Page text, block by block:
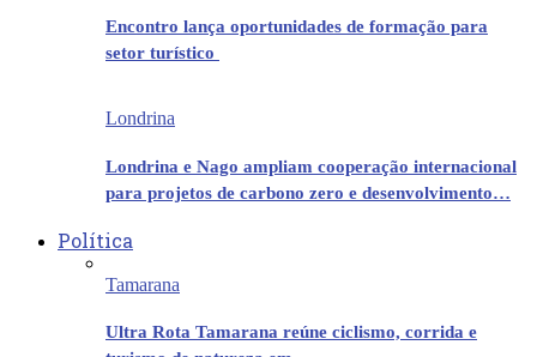
Encontro lança oportunidades de formação para
setor turístico
Londrina
Londrina e Nago ampliam cooperação internacional
para projetos de carbono zero e desenvolvimento…
Política
Tamarana
Ultra Rota Tamarana reúne ciclismo, corrida e